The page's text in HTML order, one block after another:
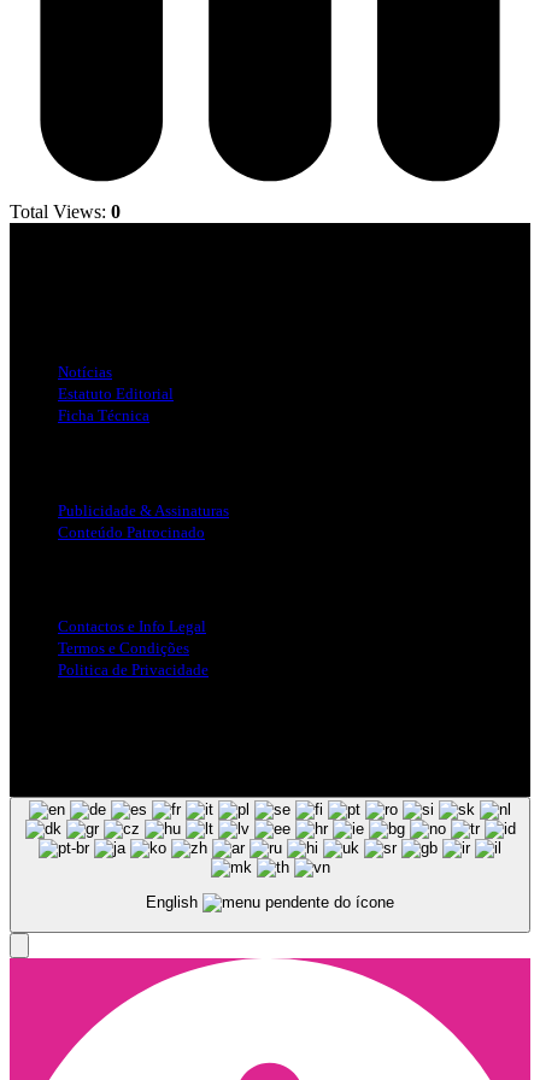
Total Views: 0
Notícias
Estatuto Editorial
Ficha Técnica
Publicidade & Assinaturas
Conteúdo Patrocinado
Contactos e Info Legal
Termos e Condições
Politica de Privacidade
English